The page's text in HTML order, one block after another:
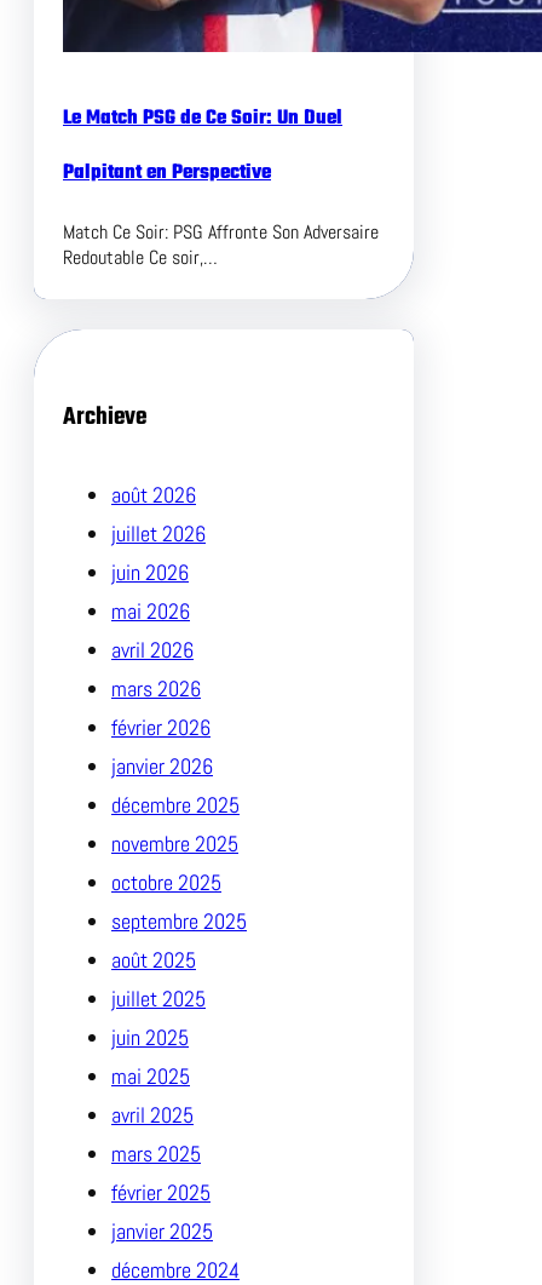
Le Match PSG de Ce Soir: Un Duel
Palpitant en Perspective
Match Ce Soir: PSG Affronte Son Adversaire
Redoutable Ce soir,…
Archieve
août 2026
juillet 2026
juin 2026
mai 2026
avril 2026
mars 2026
février 2026
janvier 2026
décembre 2025
novembre 2025
octobre 2025
septembre 2025
août 2025
juillet 2025
juin 2025
mai 2025
avril 2025
mars 2025
février 2025
janvier 2025
décembre 2024